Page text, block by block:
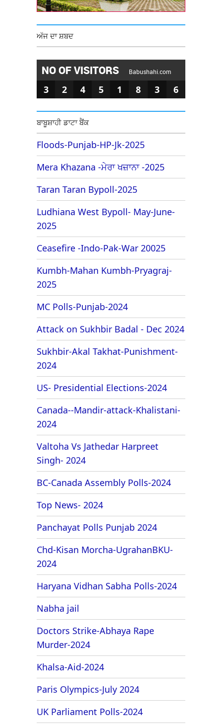
ਅੱਜ ਦਾ ਸ਼ਬਦ
NO OF VISITORS Babushahi.com
3 2 4 5 1 8 3 6
ਬਾਬੂਸ਼ਾਹੀ ਡਾਟਾ ਬੈਂਕ
Floods-Punjab-HP-Jk-2025
Mera Khazana -ਮੇਰਾ ਖਜ਼ਾਨਾ -2025
Taran Taran Bypoll-2025
Ludhiana West Bypoll- May-June-
2025
Ceasefire -Indo-Pak-War 20025
Kumbh-Mahan Kumbh-Pryagraj-
2025
MC Polls-Punjab-2024
Attack on Sukhbir Badal - Dec 2024
Sukhbir-Akal Takhat-Punishment-
2024
US- Presidential Elections-2024
Canada--Mandir-attack-Khalistani-
2024
Valtoha Vs Jathedar Harpreet
Singh- 2024
BC-Canada Assembly Polls-2024
Top News- 2024
Panchayat Polls Punjab 2024
Chd-Kisan Morcha-UgrahanBKU-
2024
Haryana Vidhan Sabha Polls-2024
Nabha jail
Doctors Strike-Abhaya Rape
Murder-2024
Khalsa-Aid-2024
Paris Olympics-July 2024
UK Parliament Polls-2024